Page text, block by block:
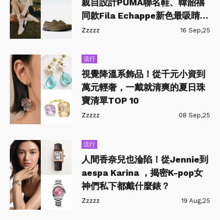
同款Fila Echappe新色最吸睛，
NB 樂福運動鞋好穿又好搭！
Zzzzz 16 Sep,25
流行
視覺降溫系飾品！從千元小資到
萬元輕奢，一戴就清爽的夏日珠
寶清單TOP 10
Zzzzz 08 Sep,25
流行
人間香奈兒也淪陷！從Jennie到
aespa Karina ，揭密K-pop女
神們私下都戴什麼錶？
Zzzzz 19 Aug,25